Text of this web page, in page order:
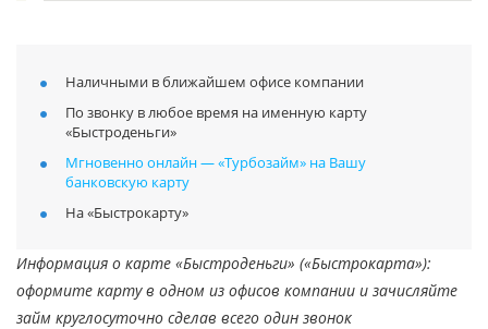
Наличными в ближайшем офисе компании
По звонку в любое время на именную карту
«Быстроденьги»
Мгновенно онлайн — «Турбозайм» на Вашу
банковскую карту
На «Быстрокарту»
Информация о карте «Быстроденьги» («Быстрокарта»):
оформите карту в одном из офисов компании и зачисляйте
займ круглосуточно сделав всего один звонок